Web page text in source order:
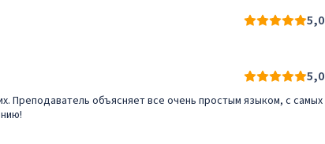
5,0
5,0
Преподаватель объясняет все очень простым языком, с самых